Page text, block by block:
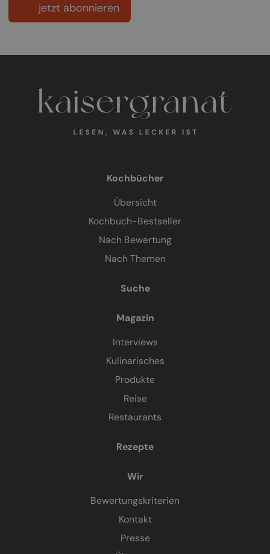
jetzt abonnieren
Kochbücher
Übersicht
Kochbuch-Bestseller
Nach Bewertung
Nach Themen
Suche
Magazin
Interviews
Kulinarisches
Produkte
Reise
Restaurants
Rezepte
Wir
Bewertungskriterien
Kontakt
Presse